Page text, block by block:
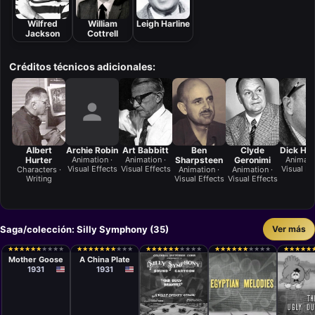
Wilfred
Jackson
William
Cottrell
Leigh Harline
Créditos técnicos adicionales:
Albert
Hurter
Characters ·
Writing
Archie Robin
Animation ·
Visual Effects
Art Babbitt
Animation ·
Visual Effects
Ben
Sharpsteen
Animation ·
Visual Effects
Clyde
Geronimi
Animation ·
Visual Effects
Dick
Visual
Saga/colección: Silly Symphony (35) Ver más
★
★★
★★
★★
★★
★★
★★
★ ★
★ ★
★ ★
★
Cortometraje
Burt Gillett
Mother Goose
1931
★
★★
★★
★★
★★
★★
★★
★★
★ ★
★ ★
★
Cortometraje
Wilfred
Jackson
A China Plate
1931
★
★★
★★
★★
★★
★★
★★
★ ★
★ ★
★ ★
★ ★
★★
★★
★★
★★
★★
★★
★ ★
★ ★
★ ★
★ ★
★★
★★
★★
★★
★